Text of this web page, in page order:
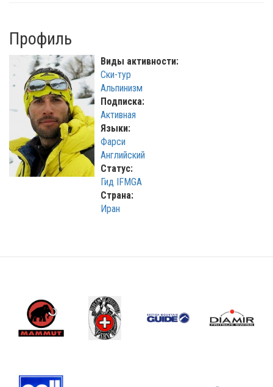
Профиль
Виды активности:
Ски-тур
Альпинизм
Подписка:
Активная
Языки:
Фарси
Английский
Статус:
Гид IFMGA
Страна:
Иран